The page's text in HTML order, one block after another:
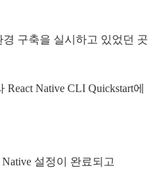
경 구축을 실시하고 있었던 곳
Native CLI Quickstart에
설정이 완료되고